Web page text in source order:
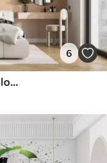
6
Abstrakt landskapskunst med blomstrende grener og hvite blomster som henger over en innsjø, myke pastellfarger